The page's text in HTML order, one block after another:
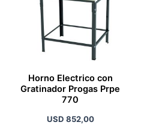
Horno Electrico con
Gratinador Progas Prpe
770
USD 852,00